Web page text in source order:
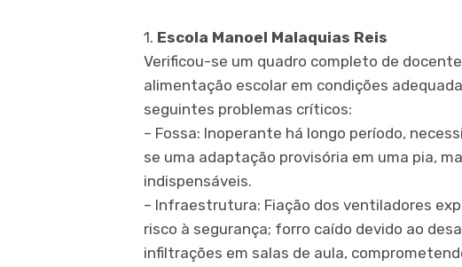
1. Escola Manoel Malaquias Reis
Verificou-se um quadro completo de
alimentação escolar em condições
seguintes problemas críticos:
– Fossa: Inoperante há longo período,
se uma adaptação provisória em uma pia,
indispensáveis.
– Infraestrutura: Fiação dos ventiladores
risco à segurança; forro caído devido ao
infiltrações em salas de aula,